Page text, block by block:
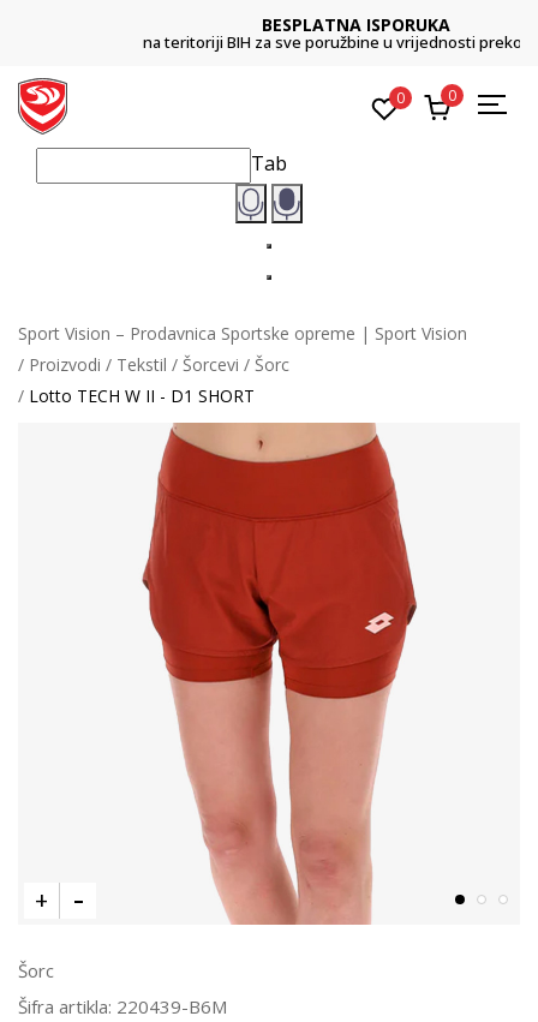
BESPLATNA ISPORUKA
na teritoriji BIH za sve poružbine u vrijednosti preko 99 KM
0 0
Tab
Sport Vision – Prodavnica Sportske opreme | Sport Vision
Proizvodi
Tekstil Šorcevi
Šorc
Lotto TECH W II - D1 SHORT
Šorc
Šifra artikla: 220439-B6M